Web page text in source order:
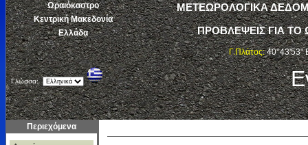
Ωραιόκαστρο
Κεντρική Μακεδονία
Ελλάδα
ΜΕΤΕΩΡΟΛΟΓΙΚΑ
ΠΡΟΒΛΕΨΕΙΣ ΓΙΑ ΤΟ
Γ.Πλάτος:40°43'53"
Γλώσσα:
Περιεχόμενα